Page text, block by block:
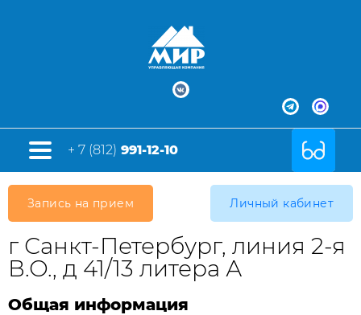
+ 7 (812) 991-12-10
Запись на прием Личный кабинет
г Санкт-Петербург, линия 2-я
В.О., д 41/13 литера А
Общая информация